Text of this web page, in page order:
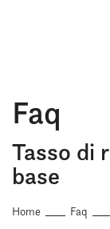
Faq
Tasso di
base
Home Faq